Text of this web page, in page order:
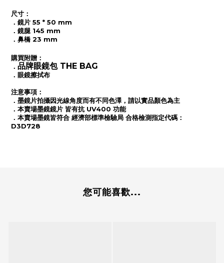
尺寸：
．鏡片 55 * 50 mm
．鏡腿 145 mm
．鼻橋 23 mm
購買附贈：
． 品牌眼鏡包 THE BAG
． 眼鏡擦拭布
注意事項：
． 墨鏡片拍攝因光線角度而有不同色澤，請以實品顏色為主
． 本賣場墨鏡鏡片 皆有抗 UV400 功能
． 本賣場墨鏡皆符合 經濟部標準檢驗局 合格檢測指定代碼：
D3D728
您可能喜歡...